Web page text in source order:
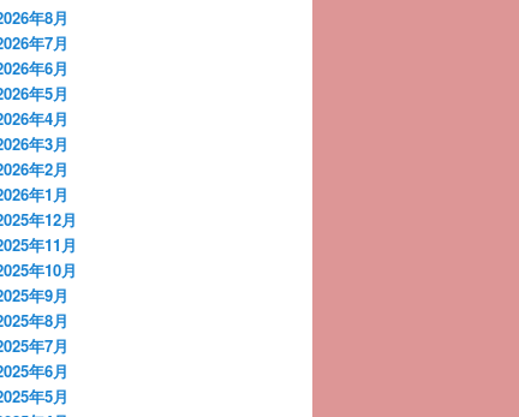
年8月
年7月
年6月
年5月
年4月
年3月
年2月
年1月
年12月
年11月
年10月
年9月
年8月
年7月
年6月
年5月